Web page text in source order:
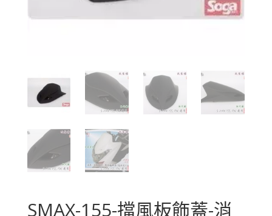
SMAX-155-擋風板飾蓋-消